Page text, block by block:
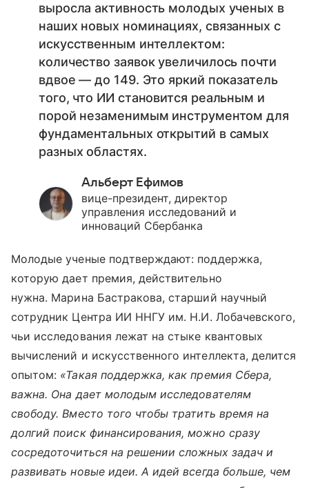
выросла активность молодых ученых в
наших новых номинациях, связанных с
искусственным интеллектом:
количество заявок увеличилось почти
вдвое — до 149. Это яркий показатель
того, что ИИ становится реальным и
порой незаменимым инструментом для
фундаментальных открытий в самых
разных областях.
Альберт Ефимов
вице-президент, директор
управления исследований и
инноваций Сбербанка
Молодые ученые подтверждают: поддержка,
которую дает премия, действительно
нужна. Марина Бастракова, старший научный
сотрудник Центра ИИ ННГУ им. Н.И. Лобачевского,
чьи исследования лежат на стыке квантовых
вычислений и искусственного интеллекта, делится
опытом: «Такая поддержка, как премия Сбера,
важна. Она дает молодым исследователям
свободу. Вместо того чтобы тратить время на
долгий поиск финансирования, можно сразу
сосредоточиться на решении сложных задач и
развивать новые идеи. А идей всегда больше, чем